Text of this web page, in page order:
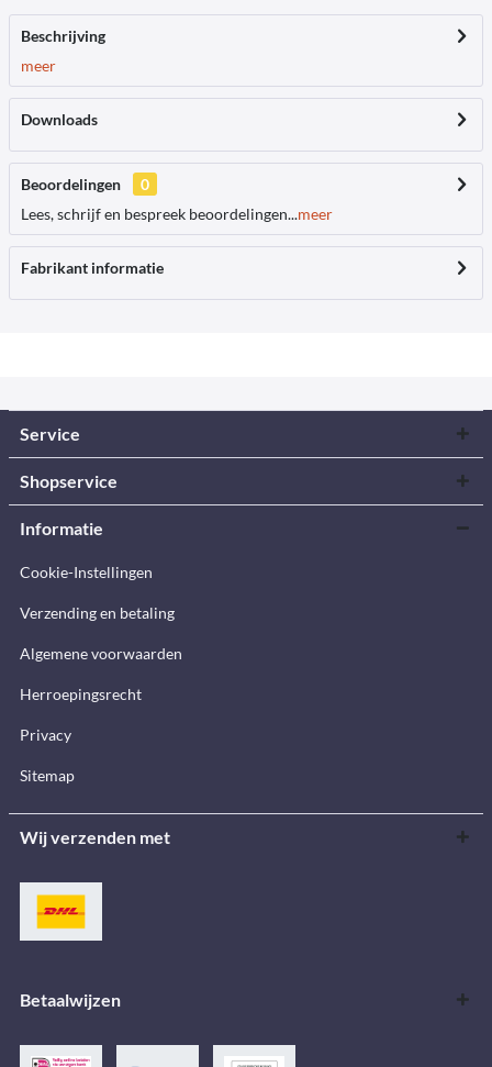
Beschrijving
meer
Downloads
Beoordelingen
0
Lees, schrijf en bespreek beoordelingen...meer
Fabrikant informatie
Service
Shopservice
Informatie
Cookie-Instellingen
Verzending en betaling
Algemene voorwaarden
Herroepingsrecht
Privacy
Sitemap
Wij verzenden met
Betaalwijzen